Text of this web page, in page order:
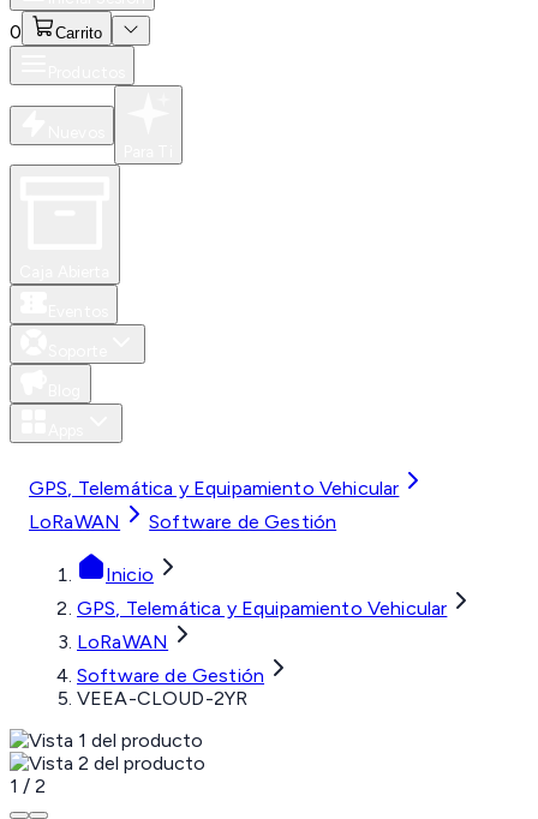
0 Carrito
GPS, Telemática y Equipamiento Vehicular
LoRaWAN
Software de Gestión
Inicio
GPS, Telemática y Equipamiento Vehicular
LoRaWAN
Software de Gestión
VEEA-CLOUD-2YR
1 / 2